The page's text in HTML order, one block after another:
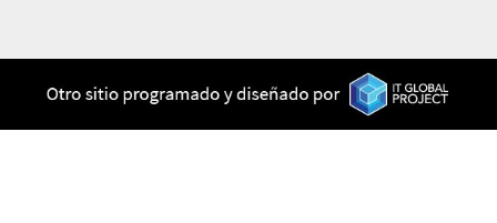
o
k
r
a
m